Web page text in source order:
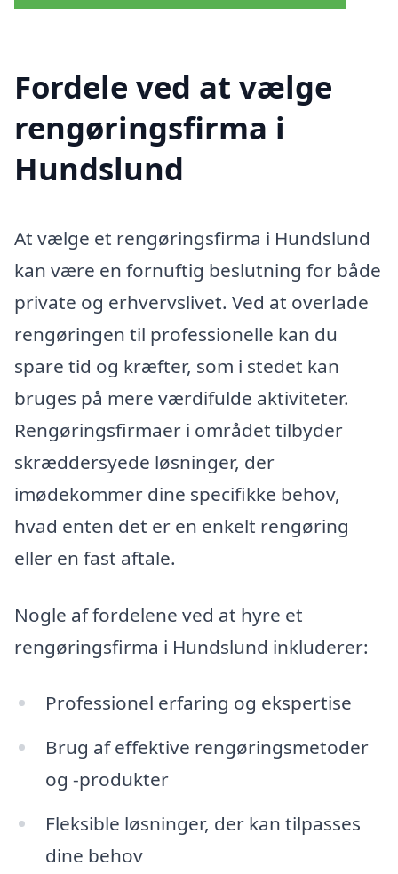
Fordele ved at vælge
rengøringsfirma i
Hundslund
At vælge et rengøringsfirma i Hundslund
kan være en fornuftig beslutning for både
private og erhvervslivet. Ved at overlade
rengøringen til professionelle kan du
spare tid og kræfter, som i stedet kan
bruges på mere værdifulde aktiviteter.
Rengøringsfirmaer i området tilbyder
skræddersyede løsninger, der
imødekommer dine specifikke behov,
hvad enten det er en enkelt rengøring
eller en fast aftale.
Nogle af fordelene ved at hyre et
rengøringsfirma i Hundslund inkluderer:
Professionel erfaring og ekspertise
Brug af effektive rengøringsmetoder
og -produkter
Fleksible løsninger, der kan tilpasses
dine behov